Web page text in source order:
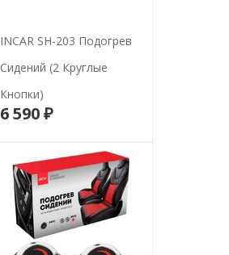
INCAR SH-203 Подогрев
Сидений (2 Круглые
Кнопки)
6 590 ₽В корзину